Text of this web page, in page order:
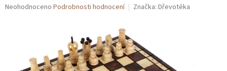
Průměrné
Neohodnoceno Podrobnosti hodnocení Značka: Dřevotéka